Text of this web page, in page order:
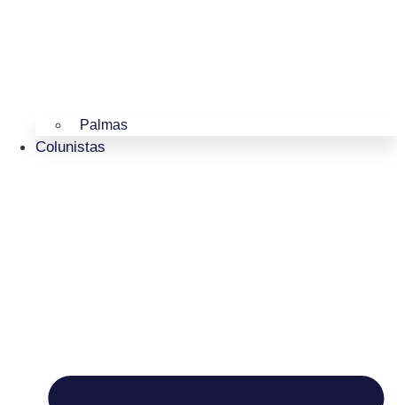
Palmas
Colunistas